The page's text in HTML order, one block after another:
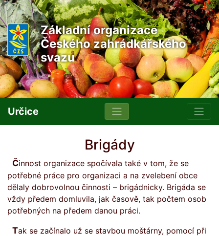
Základní organizace
Českého zahrádkářského
svazu
Určice
Brigády
Činnost organizace spočívala také v tom, že se
potřebné práce pro organizaci a na zvelebení obce
dělaly dobrovolnou činnosti – brigádnicky. Brigáda se
vždy předem domluvila, jak časově, tak počtem osob
potřebných na předem danou práci.
Tak se začínalo už se stavbou moštárny, pomocí při